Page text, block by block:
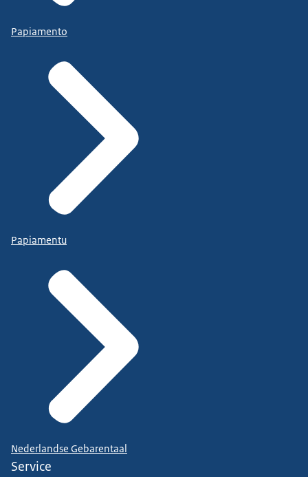
Papiamento
Papiamentu
Nederlandse Gebarentaal
Service